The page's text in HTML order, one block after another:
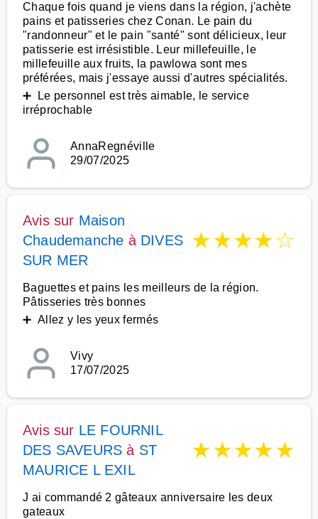
Chaque fois quand je viens dans la région, j'achète
pains et patisseries chez Conan. Le pain du
"randonneur" et le pain "santé" sont délicieux, leur
patisserie est irrésistible. Leur millefeuille, le
millefeuille aux fruits, la pawlowa sont mes
préférées, mais j'essaye aussi d'autres spécialités.
➕ Le personnel est très aimable, le service
irréprochable
AnnaRegnéville
29/07/2025
Avis sur Maison
Chaudemanche à DIVES
SUR MER
★★★★☆
Baguettes et pains les meilleurs de la région.
Pâtisseries très bonnes
➕ Allez y les yeux fermés
Vivy
17/07/2025
Avis sur LE FOURNIL
DES SAVEURS à ST
MAURICE L EXIL
★★★★★
J ai commandé 2 gâteaux anniversaire les deux
gateaux